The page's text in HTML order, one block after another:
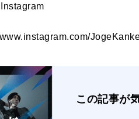
この記事が